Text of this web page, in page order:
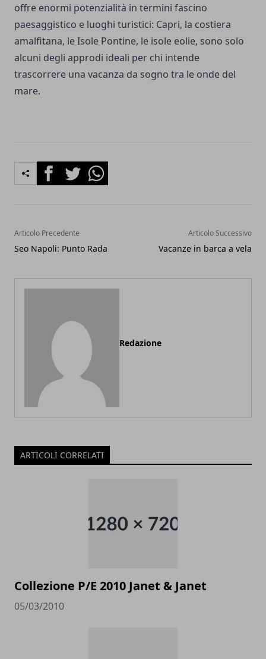
offre enormi potenzialità in termini fascino
paesaggistico e luoghi turistici: Capri, la costiera
amalfitana, le Isole Pontine, le isole eolie, sono solo
alcuni degli approdi ideali per chi intende
trascorrere una vacanza da sogno tra le onde del
mare.
FacebookTwitterWhatsapp
Articolo Precedente
Seo Napoli: Punto Rada
Articolo Successivo
Vacanze in barca a vela
Redazione
ARTICOLI CORRELATI
Collezione P/E 2010 Janet & Janet
05/03/2010